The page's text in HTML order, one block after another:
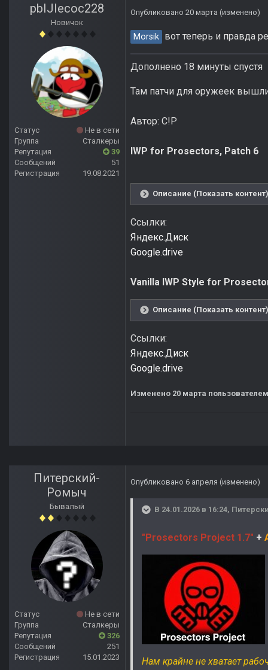
pbIJIecoc228
Новичок
Статус
Не в сети
Группа
Сталкеры
Репутация
39
Сообщений
51
Регистрация
19.08.2021
Опубликовано 20 марта (изменено)
Morsik вот теперь и правда
Дополнено 18 минуты спустя
Там патчи для оружеек
Автор: C!P
IWP for Prosectors, Patch 6
Описание (Показать контент)
Ссылки:
Яндекс.Диск
Google.drive
Vanilla IWP Style for
Описание (Показать контент)
Ссылки:
Яндекс.Диск
Google.drive
Изменено 20 марта
Питерский-
Ромыч
Бывалый
Статус
Не в сети
Группа
Сталкеры
Репутация
326
Сообщений
251
Регистрация
15.01.2023
Опубликовано 6 апреля (изменено)
В 24.01.2026 в 16:24,
"Prosectors Project 1.7" +
Нам крайне не хватает